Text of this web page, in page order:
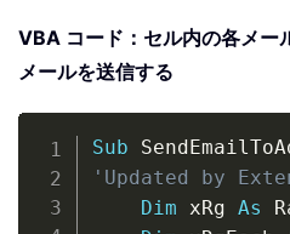
VBA コード：セル内の各メー
メールを送信する
Sub
'Updated by
Dim xRg As